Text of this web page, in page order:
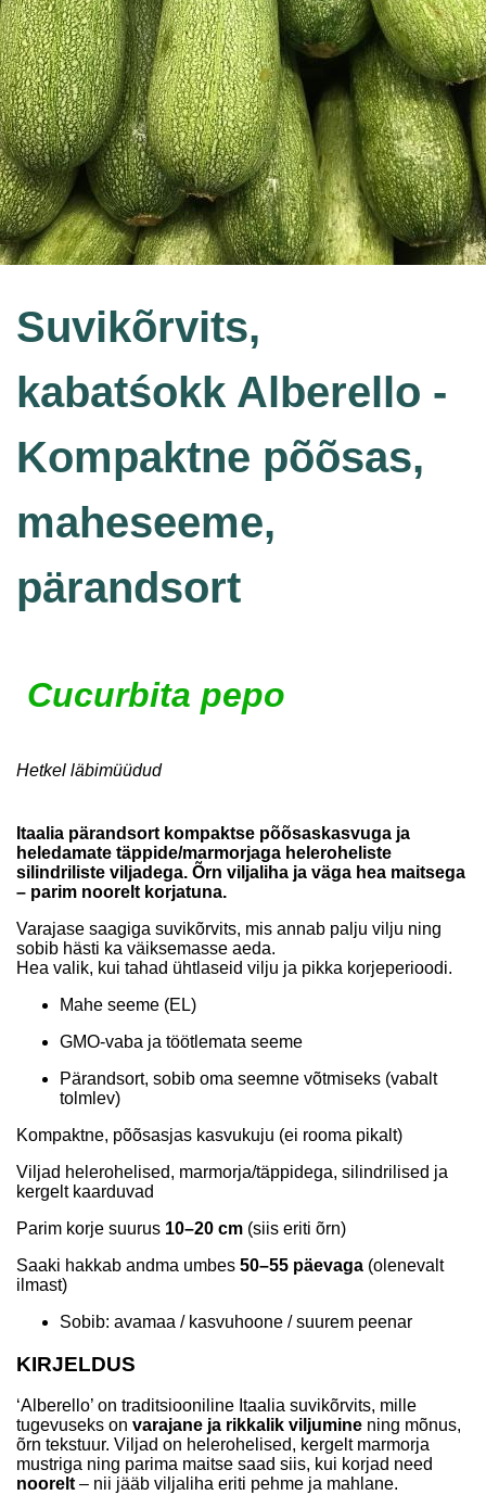
Suvikõrvits,
kabatśokk Alberello -
Kompaktne põõsas,
maheseeme,
pärandsort
Cucurbita pepo
Hetkel läbimüüdud
Itaalia pärandsort kompaktse põõsaskasvuga ja
heledamate täppide/marmorjaga heleroheliste
silindriliste viljadega. Õrn viljaliha ja väga hea maitsega
– parim noorelt korjatuna.
Varajase saagiga suvikõrvits, mis annab palju vilju ning
sobib hästi ka väiksemasse aeda.
Hea valik, kui tahad ühtlaseid vilju ja pikka korjeperioodi.
Mahe seeme (EL)
GMO-vaba ja töötlemata seeme
Pärandsort, sobib oma seemne võtmiseks (vabalt
tolmlev)
Kompaktne, põõsasjas kasvukuju (ei rooma pikalt)
Viljad helerohelised, marmorja/täppidega, silindrilised ja
kergelt kaarduvad
Parim korje suurus 10–20 cm (siis eriti õrn)
Saaki hakkab andma umbes 50–55 päevaga (olenevalt
ilmast)
Sobib: avamaa / kasvuhoone / suurem peenar
KIRJELDUS
‘Alberello’ on traditsiooniline Itaalia suvikõrvits, mille
tugevuseks on varajane ja rikkalik viljumine ning mõnus,
õrn tekstuur. Viljad on helerohelised, kergelt marmorja
mustriga ning parima maitse saad siis, kui korjad need
noorelt – nii jääb viljaliha eriti pehme ja mahlane.